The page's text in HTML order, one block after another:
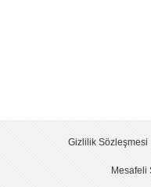
Gizlilik Sözleşmesi
Mesafeli